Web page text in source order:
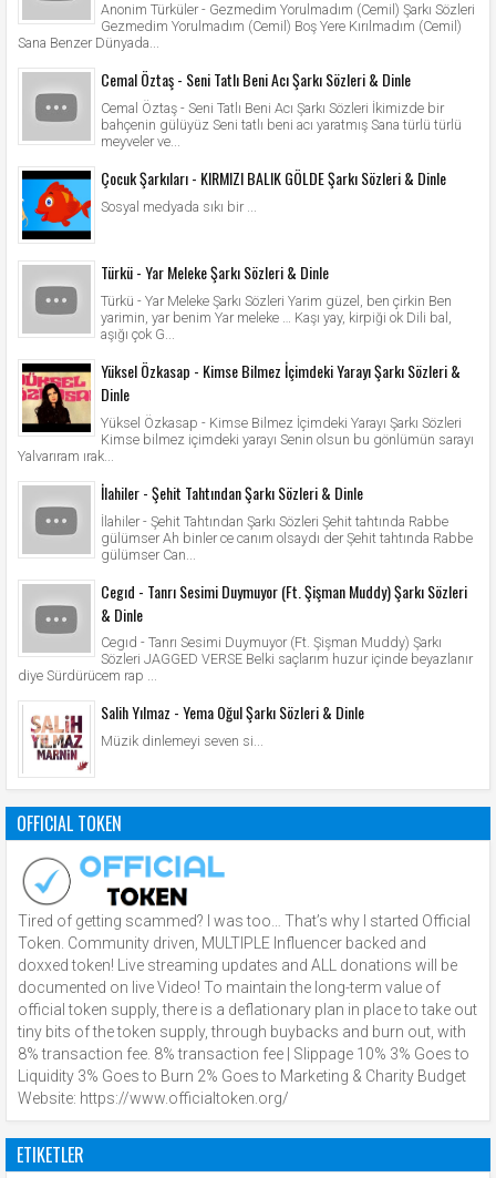
Anonim Türküler - Gezmedim Yorulmadım (Cemil) Şarkı Sözleri
Gezmedim Yorulmadım (Cemil) Boş Yere Kırılmadım (Cemil)
Sana Benzer Dünyada...
Cemal Öztaş - Seni Tatlı Beni Acı Şarkı Sözleri & Dinle
Cemal Öztaş - Seni Tatlı Beni Acı Şarkı Sözleri İkimizde bir
bahçenin gülüyüz Seni tatlı beni acı yaratmış Sana türlü türlü
meyveler ve...
Çocuk Şarkıları - KIRMIZI BALIK GÖLDE Şarkı Sözleri & Dinle
Sosyal medyada sıkı bir ...
Türkü - Yar Meleke Şarkı Sözleri & Dinle
Türkü - Yar Meleke Şarkı Sözleri Yarim güzel, ben çirkin Ben
yarimin, yar benim Yar meleke … Kaşı yay, kirpiği ok Dili bal,
aşığı çok G...
Yüksel Özkasap - Kimse Bilmez İçimdeki Yarayı Şarkı Sözleri &
Dinle
Yüksel Özkasap - Kimse Bilmez İçimdeki Yarayı Şarkı Sözleri
Kimse bilmez içimdeki yarayı Senin olsun bu gönlümün sarayı
Yalvarıram ırak...
İlahiler - Şehit Tahtından Şarkı Sözleri & Dinle
İlahiler - Şehit Tahtından Şarkı Sözleri Şehit tahtında Rabbe
gülümser Ah binler ce canım olsaydı der Şehit tahtında Rabbe
gülümser Can...
Cegıd - Tanrı Sesimi Duymuyor (Ft. Şişman Muddy) Şarkı Sözleri
& Dinle
Cegıd - Tanrı Sesimi Duymuyor (Ft. Şişman Muddy) Şarkı
Sözleri JAGGED VERSE Belki saçlarım huzur içinde beyazlanır
diye Sürdürücem rap ...
Salih Yılmaz - Yema Oğul Şarkı Sözleri & Dinle
Müzik dinlemeyi seven si...
OFFICIAL TOKEN
Tired of getting scammed? I was too… That’s why I started Official
Token. Community driven, MULTIPLE Influencer backed and
doxxed token! Live streaming updates and ALL donations will be
documented on live Video! To maintain the long-term value of
official token supply, there is a deflationary plan in place to take out
tiny bits of the token supply, through buybacks and burn out, with
8% transaction fee. 8% transaction fee | Slippage 10% 3% Goes to
Liquidity 3% Goes to Burn 2% Goes to Marketing & Charity Budget
Website: https://www.officialtoken.org/
ETIKETLER